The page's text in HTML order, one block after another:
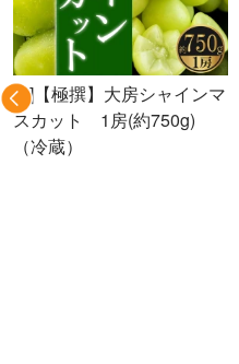
[B]【極撰】大房シャインマ
スカット 1房(約750g)
（冷蔵）